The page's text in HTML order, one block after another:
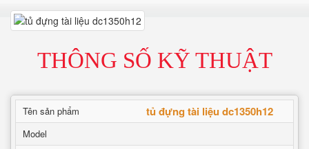
THÔNG SỐ KỸ THUẬT
Tên sản phẩm tủ đựng tài liệu dc1350h12
Model